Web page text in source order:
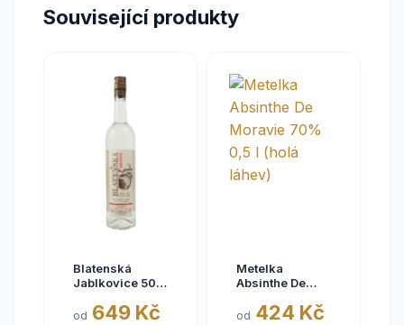
Související produkty
Blatenská
Jablkovice 50%
pálenka
od 649 Kč
Metelka
Absinthe De
0,5 l (holá
od 424 Kč